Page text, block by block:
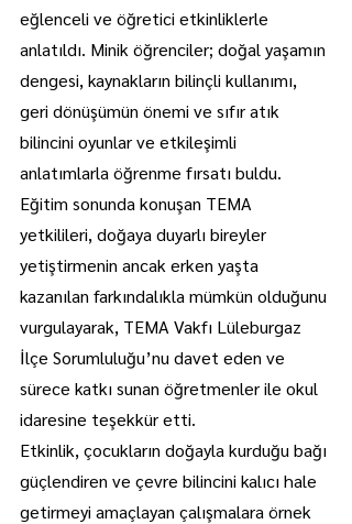
eğlenceli ve öğretici etkinliklerle
anlatıldı. Minik öğrenciler; doğal yaşamın
dengesi, kaynakların bilinçli kullanımı,
geri dönüşümün önemi ve sıfır atık
bilincini oyunlar ve etkileşimli
anlatımlarla öğrenme fırsatı buldu.
Eğitim sonunda konuşan TEMA
yetkilileri, doğaya duyarlı bireyler
yetiştirmenin ancak erken yaşta
kazanılan farkındalıkla mümkün olduğunu
vurgulayarak, TEMA Vakfı Lüleburgaz
İlçe Sorumluluğu’nu davet eden ve
sürece katkı sunan öğretmenler ile okul
idaresine teşekkür etti.
Etkinlik, çocukların doğayla kurduğu bağı
güçlendiren ve çevre bilincini kalıcı hale
getirmeyi amaçlayan çalışmalara örnek